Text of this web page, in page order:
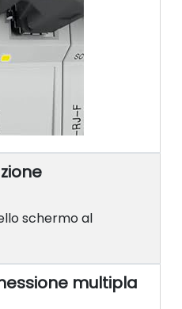
schermo al
multipla